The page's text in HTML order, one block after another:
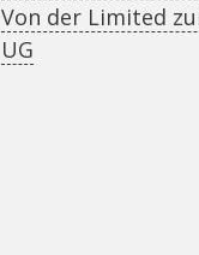
Von der Limited
UG